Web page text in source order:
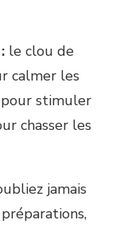
le clou de
calmer les
pour stimuler
chasser les
jamais